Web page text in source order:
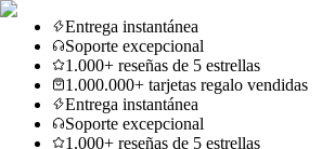
Entrega instantánea
Soporte excepcional
1.000+ reseñas de 5 estrellas
1.000.000+ tarjetas regalo vendidas
Entrega instantánea
Soporte excepcional
1.000+ reseñas de 5 estrellas